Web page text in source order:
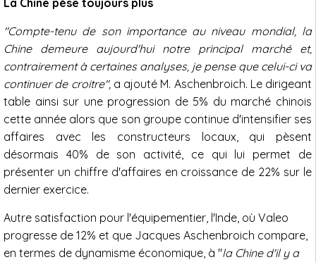
La Chine pèse toujours plus
"Compte-tenu de son importance au niveau mondial, la
Chine demeure aujourd'hui notre principal marché et,
contrairement à certaines analyses, je pense que celui-ci va
continuer de croitre",a ajouté M. Aschenbroich. Le dirigeant
table ainsi sur une progression de 5% du marché chinois
cette année alors que son groupe continue d'intensifier ses
affaires avec les constructeurs locaux, qui pèsent
désormais 40% de son activité, ce qui lui permet de
présenter un chiffre d'affaires en croissance de 22% sur le
dernier exercice.
Autre satisfaction pour l'équipementier, l'Inde, où Valeo
progresse de 12% et que Jacques Aschenbroich compare,
en termes de dynamisme économique, à "la Chine d'il y a